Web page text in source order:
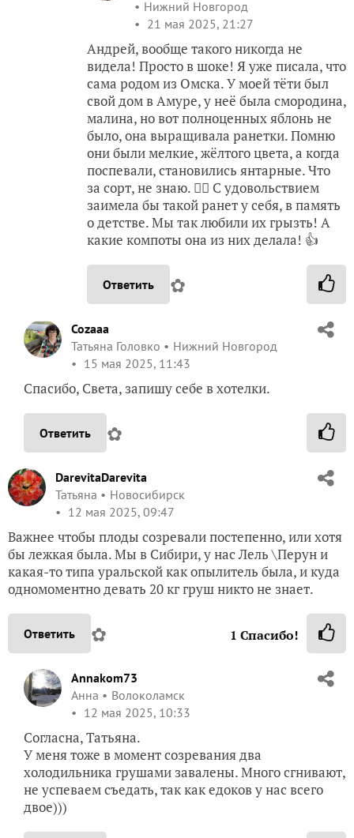
Нижний Новгород
21 мая 2025, 21:27
Андрей, вообще такого никогда не
видела! Просто в шоке! Я уже писала, что
сама родом из Омска. У моей тёти был
свой дом в Амуре, у неё была смородина,
малина, но вот полноценных яблонь не
было, она выращивала ранетки. Помню
они были мелкие, жёлтого цвета, а когда
поспевали, становились янтарные. Что
за сорт, не знаю. 🤷‍♀️ С удовольствием
заимела бы такой ранет у себя, в память
о детстве. Мы так любили их грызть! А
какие компоты она из них делала! 👍
Ответить ✿
Cozaaa
Татьяна Головко
Нижний Новгород
15 мая 2025, 11:43
Спасибо, Света, запишу себе в хотелки.
Ответить ✿
DarevitaDarevita
Татьяна
Новосибирск
12 мая 2025, 09:47
Важнее чтобы плоды созревали постепенно, или хотя
бы лежкая была. Мы в Сибири, у нас Лель \Перун и
какая-то типа уральской как опылитель была, и куда
одномоментно девать 20 кг груш никто не знает.
Ответить ✿ 1 Спасибо!
Annakom73
Анна
Волоколамск
12 мая 2025, 10:33
Согласна, Татьяна.
У меня тоже в момент созревания два
холодильника грушами завалены. Много сгнивают,
не успеваем съедать, так как едоков у нас всего
двое)))